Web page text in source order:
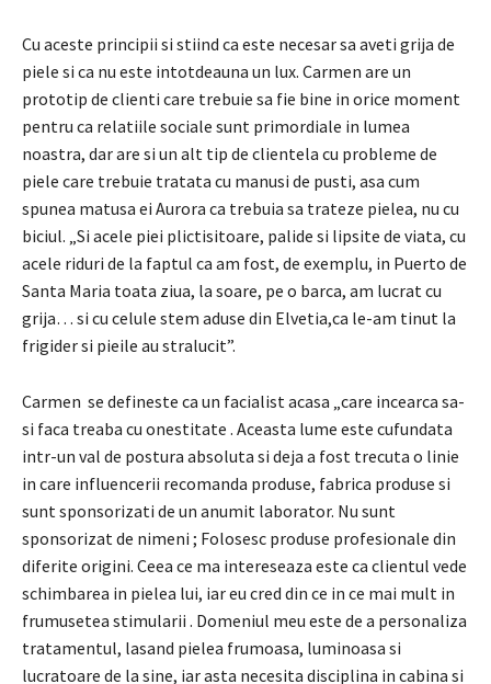
Cu aceste principii si stiind ca este necesar sa aveti grija de
piele si ca nu este intotdeauna un lux. Carmen are un
prototip de clienti care trebuie sa fie bine in orice moment
pentru ca relatiile sociale sunt primordiale in lumea
noastra, dar are si un alt tip de clientela cu probleme de
piele care trebuie tratata cu manusi de pusti, asa cum
spunea matusa ei Aurora ca trebuia sa trateze pielea, nu cu
biciul. „Si acele piei plictisitoare, palide si lipsite de viata, cu
acele riduri de la faptul ca am fost, de exemplu, in Puerto de
Santa Maria toata ziua, la soare, pe o barca, am lucrat cu
grija… si cu celule stem aduse din Elvetia,ca le-am tinut la
frigider si pieile au stralucit”.
Carmen se defineste ca un facialist acasa „care incearca sa-
si faca treaba cu onestitate . Aceasta lume este cufundata
intr-un val de postura absoluta si deja a fost trecuta o linie
in care influencerii recomanda produse, fabrica produse si
sunt sponsorizati de un anumit laborator. Nu sunt
sponsorizat de nimeni ; Folosesc produse profesionale din
diferite origini. Ceea ce ma intereseaza este ca clientul vede
schimbarea in pielea lui, iar eu cred din ce in ce mai mult in
frumusetea stimularii . Domeniul meu este de a personaliza
tratamentul, lasand pielea frumoasa, luminoasa si
lucratoare de la sine, iar asta necesita disciplina in cabina si